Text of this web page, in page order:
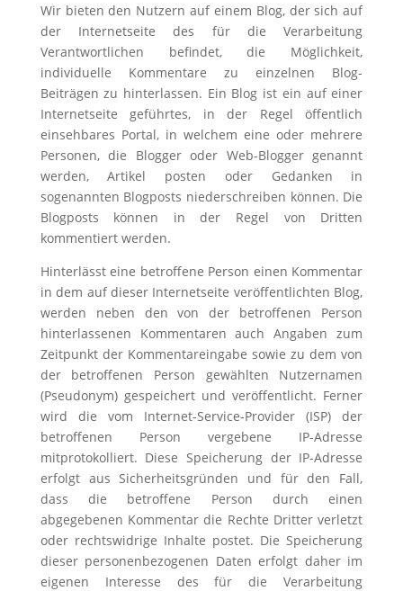
Wir bieten den Nutzern auf einem Blog, der sich auf
der Internetseite des für die Verarbeitung
Verantwortlichen befindet, die Möglichkeit,
individuelle Kommentare zu einzelnen Blog-
Beiträgen zu hinterlassen. Ein Blog ist ein auf einer
Internetseite geführtes, in der Regel öffentlich
einsehbares Portal, in welchem eine oder mehrere
Personen, die Blogger oder Web-Blogger genannt
werden, Artikel posten oder Gedanken in
sogenannten Blogposts niederschreiben können. Die
Blogposts können in der Regel von Dritten
kommentiert werden.
Hinterlässt eine betroffene Person einen Kommentar
in dem auf dieser Internetseite veröffentlichten Blog,
werden neben den von der betroffenen Person
hinterlassenen Kommentaren auch Angaben zum
Zeitpunkt der Kommentareingabe sowie zu dem von
der betroffenen Person gewählten Nutzernamen
(Pseudonym) gespeichert und veröffentlicht. Ferner
wird die vom Internet-Service-Provider (ISP) der
betroffenen Person vergebene IP-Adresse
mitprotokolliert. Diese Speicherung der IP-Adresse
erfolgt aus Sicherheitsgründen und für den Fall,
dass die betroffene Person durch einen
abgegebenen Kommentar die Rechte Dritter verletzt
oder rechtswidrige Inhalte postet. Die Speicherung
dieser personenbezogenen Daten erfolgt daher im
eigenen Interesse des für die Verarbeitung